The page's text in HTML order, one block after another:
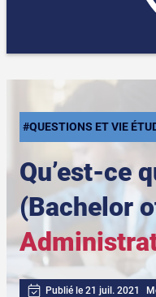
#QUESTIONS ET VIE
Qu’est-ce
(Bachelor
Publié le 21 juil. 2021